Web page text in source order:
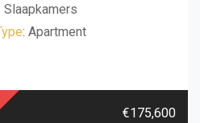
Slaapkamers
: Apartment
€175,600